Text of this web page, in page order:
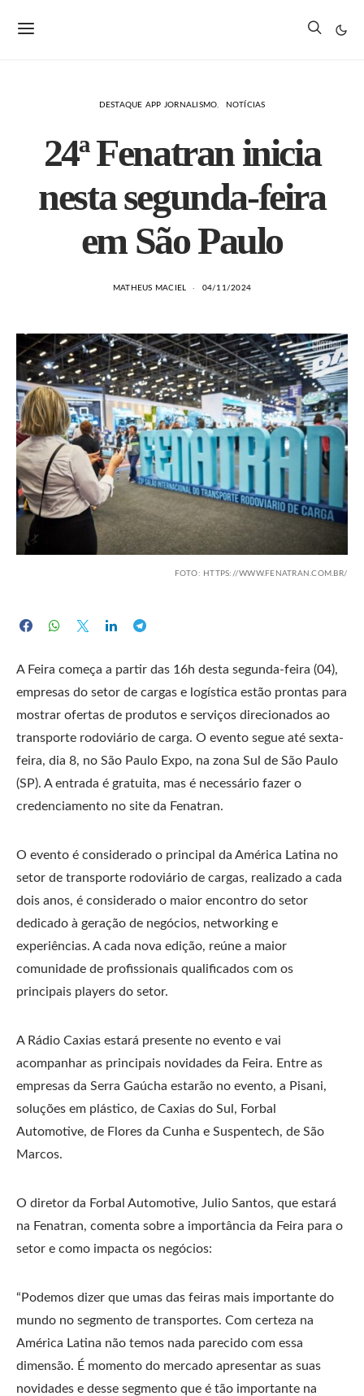
DESTAQUE APP JORNALISMO NOTÍCIAS
24ª Fenatran inicia
nesta segunda-feira
em São Paulo
MATHEUS MACIEL 04/11/2024
FOTO: HTTPS://WWW.FENATRAN.COM.BR/
A Feira começa a partir das 16h desta segunda-feira (04),
empresas do setor de cargas e logística estão prontas para
mostrar ofertas de produtos e serviços direcionados ao
transporte rodoviário de carga. O evento segue até sexta-
feira, dia 8, no São Paulo Expo, na zona Sul de São Paulo
(SP). A entrada é gratuita, mas é necessário fazer o
credenciamento no site da Fenatran.
O evento é considerado o principal da América Latina no
setor de transporte rodoviário de cargas, realizado a cada
dois anos, é considerado o maior encontro do setor
dedicado à geração de negócios, networking e
experiências. A cada nova edição, reúne a maior
comunidade de profissionais qualificados com os
principais players do setor.
A Rádio Caxias estará presente no evento e vai
acompanhar as principais novidades da Feira. Entre as
empresas da Serra Gaúcha estarão no evento, a Pisani,
soluções em plástico, de Caxias do Sul, Forbal
Automotive, de Flores da Cunha e Suspentech, de São
Marcos.
O diretor da Forbal Automotive, Julio Santos, que estará
na Fenatran, comenta sobre a importância da Feira para o
setor e como impacta os negócios:
“Podemos dizer que umas das feiras mais importante do
mundo no segmento de transportes. Com certeza na
América Latina não temos nada parecido com essa
dimensão. É momento do mercado apresentar as suas
novidades e desse segmento que é tão importante na